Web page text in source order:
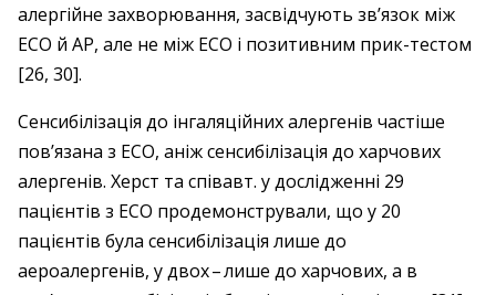
алергійне захворювання, засвідчують зв’язок між
ЕСО й АР, але не між ЕСО і позитивним прик-тестом
[26, 30].
Сенсибілізація до інгаляційних алергенів частіше
пов’язана з ЕСО, аніж сенсибілізація до харчових
алергенів. Херст та співавт. у дослідженні 29
пацієнтів з ЕСО продемонстрували, що у 20
пацієнтів була сенсибілізація лише до
аероалергенів, у двох – ​лише до харчових, а в